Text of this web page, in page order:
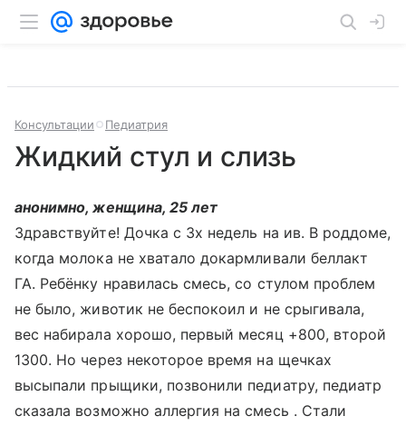
Консультации Педиатрия
Жидкий стул и слизь
анонимно, женщина, 25 лет
Здравствуйте! Дочка с 3х недель на ив. В роддоме,
когда молока не хватало докармливали беллакт
ГА. Ребёнку нравилась смесь, со стулом проблем
не было, животик не беспокоил и не срыгивала,
вес набирала хорошо, первый месяц +800, второй
1300. Но через некоторое время на щечках
высыпали прыщики, позвонили педиатру, педиатр
сказала возможно аллергия на смесь . Стали